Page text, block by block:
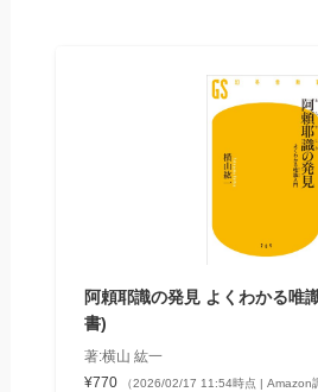
阿頼耶識の発見 よくわかる唯
書)
著:横山 紘一
¥770
（2026/02/17 11:54時点 | Amazon